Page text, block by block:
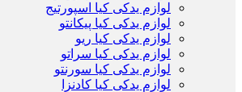
لوازم یدکی کیا اسپورتیج
لوازم یدکی کیا پیکانتو
لوازم یدکی کیا ریو
لوازم یدکی کیا سراتو
لوازم یدکی کیا سورنتو
لوازم یدکی کیا کادنزا